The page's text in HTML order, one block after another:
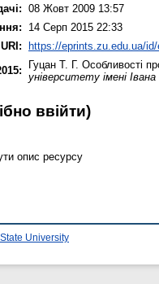
08 Жовт 2009 13:57
14 Серп 2015 22:33
URI: https://eprints.zu.edu.ua/id/
Гуцан Т. Г. Особливості
університету імені
ввійти)
опис ресурсу
University